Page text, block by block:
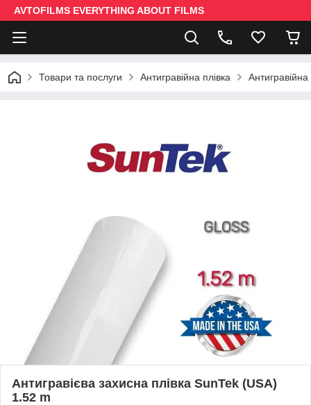
AVTOFILMS EVERYTHING ABOUT FILMS
Товари та послуги Антигравійна плівка
Антигравієва захисна плівка SunTek (USA)
1.52 m